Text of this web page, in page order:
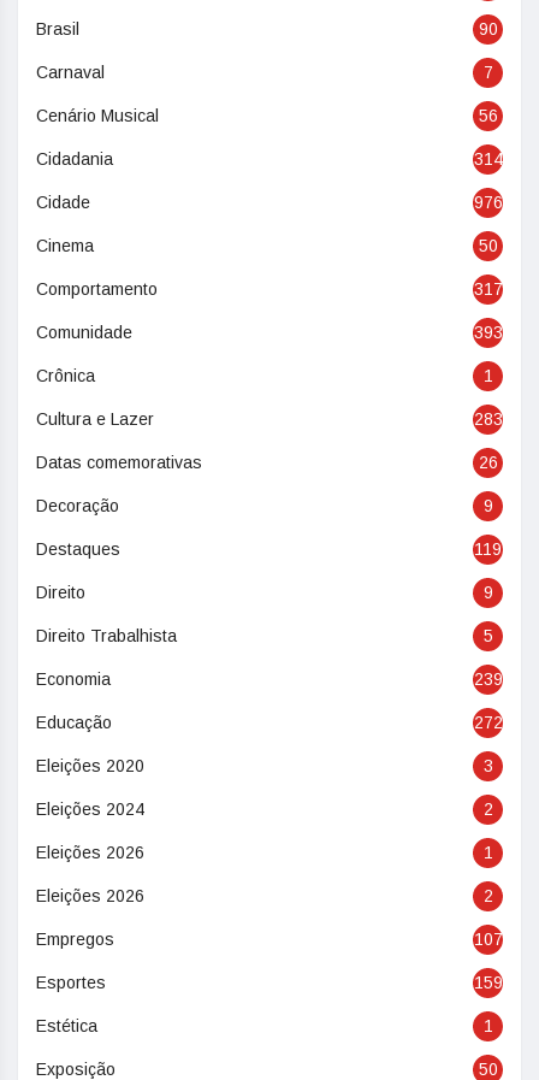
Brasil 90
Carnaval 7
Cenário Musical 56
Cidadania 314
Cidade 976
Cinema 50
Comportamento 317
Comunidade 393
Crônica 1
Cultura e Lazer 283
Datas comemorativas 26
Decoração 9
Destaques 119
Direito 9
Direito Trabalhista 5
Economia 239
Educação 272
Eleições 2020 3
Eleições 2024 2
Eleições 2026 1
Eleições 2026 2
Empregos 107
Esportes 159
Estética 1
Exposição 50